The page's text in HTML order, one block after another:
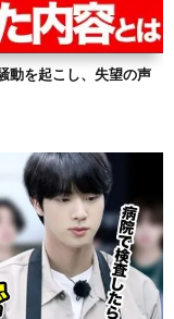
動を起こし、失望の声